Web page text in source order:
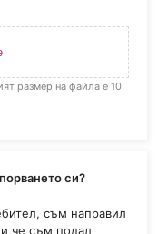
размер на файла е 10
си?
съм направил
и че съм подал